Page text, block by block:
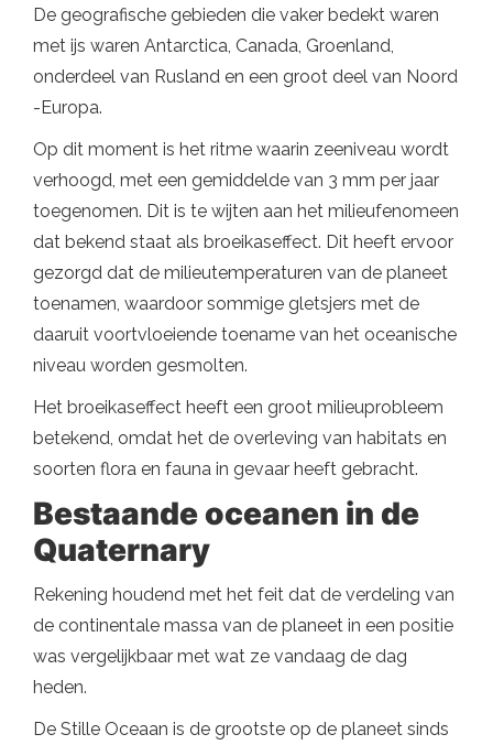
De geografische gebieden die vaker bedekt waren
met ijs waren Antarctica, Canada, Groenland,
onderdeel van Rusland en een groot deel van Noord
-Europa.
Op dit moment is het ritme waarin zeeniveau wordt
verhoogd, met een gemiddelde van 3 mm per jaar
toegenomen. Dit is te wijten aan het milieufenomeen
dat bekend staat als broeikaseffect. Dit heeft ervoor
gezorgd dat de milieutemperaturen van de planeet
toenamen, waardoor sommige gletsjers met de
daaruit voortvloeiende toename van het oceanische
niveau worden gesmolten.
Het broeikaseffect heeft een groot milieuprobleem
betekend, omdat het de overleving van habitats en
soorten flora en fauna in gevaar heeft gebracht.
Bestaande oceanen in de
Quaternary
Rekening houdend met het feit dat de verdeling van
de continentale massa van de planeet in een positie
was vergelijkbaar met wat ze vandaag de dag
heden.
De Stille Oceaan is de grootste op de planeet sinds